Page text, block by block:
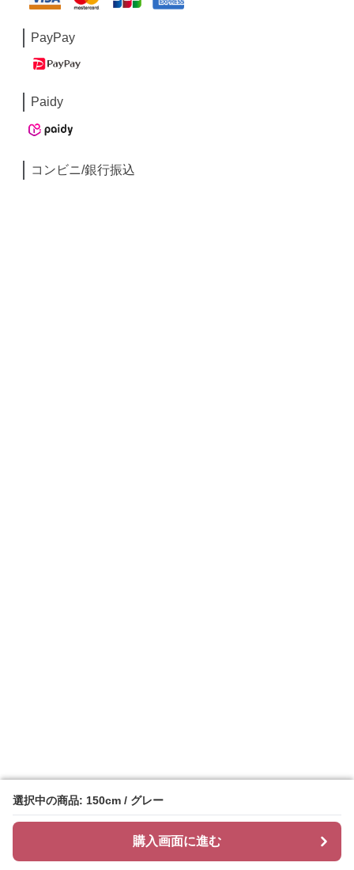
選択中の商品: 150cm / グレー
購入画面に進む
選択中の商品: 150cm / グレー
購入画面に進む
PayPay
Paidy
コンビニ/銀行振込